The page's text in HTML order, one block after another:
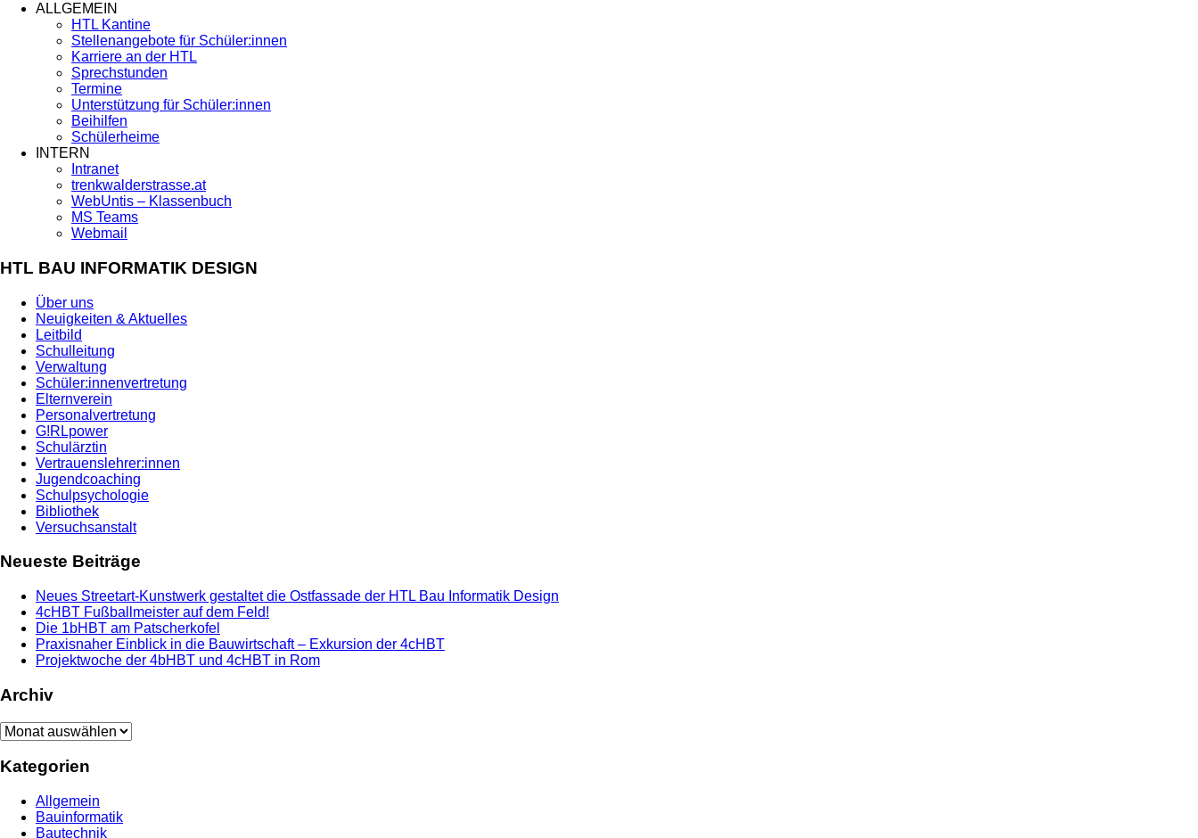
ALLGEMEIN
HTL Kantine
Stellenangebote für Schüler:innen
Karriere an der HTL
Sprechstunden
Termine
Unterstützung für Schüler:innen
Beihilfen
Schülerheime
INTERN
Intranet
trenkwalderstrasse.at
WebUntis – Klassenbuch
MS Teams
Webmail
HTL BAU INFORMATIK DESIGN
Über uns
Neuigkeiten & Aktuelles
Leitbild
Schulleitung
Verwaltung
Schüler:innenvertretung
Elternverein
Personalvertretung
G!RLpower
Schulärztin
Vertrauenslehrer:innen
Jugendcoaching
Schulpsychologie
Bibliothek
Versuchsanstalt
Neueste Beiträge
Neues Streetart-Kunstwerk gestaltet die Ostfassade der HTL Bau Informatik Design
4cHBT Fußballmeister auf dem Feld!
Die 1bHBT am Patscherkofel
Praxisnaher Einblick in die Bauwirtschaft – Exkursion der 4cHBT
Projektwoche der 4bHBT und 4cHBT in Rom
Archiv
Archiv
Kategorien
Allgemein
Bauinformatik
Bautechnik